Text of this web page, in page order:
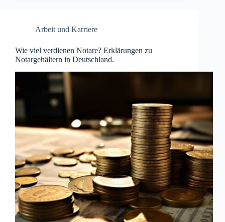
Arbeit und Karriere
Wie viel verdienen Notare? Erklärungen zu
Notargehältern in Deutschland.